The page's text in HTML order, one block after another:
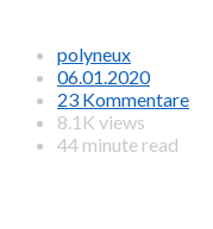
polyneux
06.01.2020
23 Kommentare
8.1K views
44 minute read